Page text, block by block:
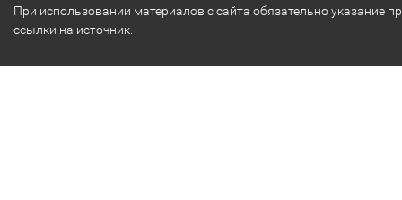
При использовании материалов с сайта обязательно указание
ссылки на источник.